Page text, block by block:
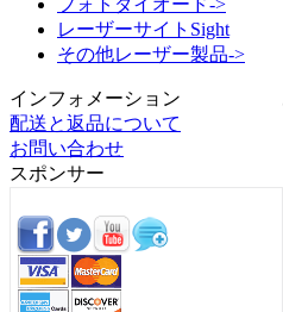
フォトダイオード->
レーザーサイトSight
その他レーザー製品->
インフォメーション
配送と返品について
お問い合わせ
スポンサー